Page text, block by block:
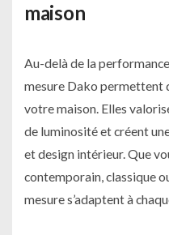
maison
Au-delà de la
mesure Dako permettent
votre maison. Elles
de luminosité et créent
et design intérieur. Que
contemporain, classique
mesure s’adaptent à